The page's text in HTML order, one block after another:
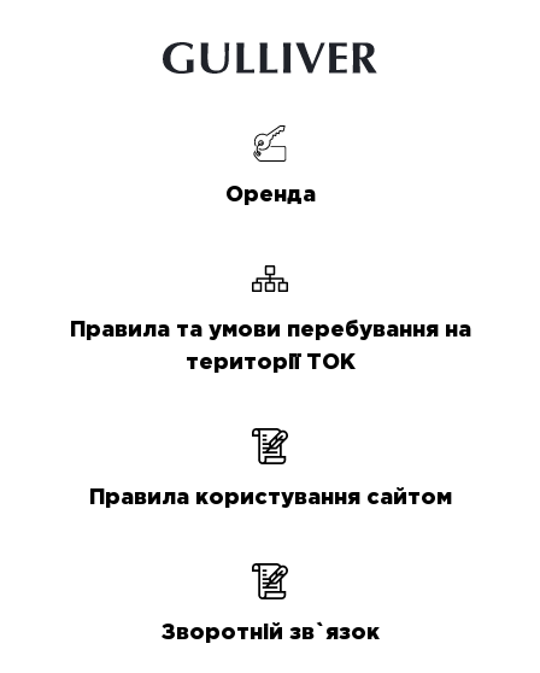
Оренда
Правила та умови перебування на
території ТОК
Правила користування сайтом
Зворотній зв`язок